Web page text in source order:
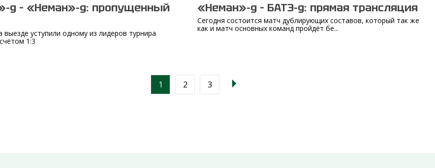
д – «Неман»-д: пропущенный
выезде уступили одному из лидеров турнира
1:3
«Неман»-д – БАТЭ-д: прямая трансляция
Сегодня состоится матч дублирующих составов, который так же
как и матч основных команд пройдёт бе...
1 2 3